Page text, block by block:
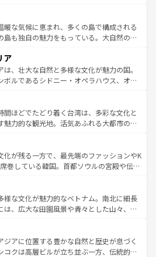
観光を楽しむこともできる。 なお、新
はコンテンツ一覧 を参照してほしい。
市は、観光、ショッピング、エンターテイ
った刺激的なスポットだ。一方、アメリカ
が広がり、グランドキャニオンやイエロー
リンズでは、音楽と美食が融合した独特の
行者はアメリカの各地域で異なる魅力を楽
の多様性と豊かな歴史を感じることができ
イルだ。 なお、新着のアメリカ
ツ一覧を参照してほしい。
暖な気候に恵まれ、多くの島で構成される
島も独自の魅力をもっている。大自然の神
ない。また、定番の観光地といえばオアフ
自然を求めるならマウイ島やカウアイ島が
ラルドグリーンに輝く海をはじめ、豊かな
の心で訪れる人々を迎えてくれるハワイの
ローカルフードやハワイアンミュージッ
ラダンスなど、すべてがハワイの魅力を彩
い。 なお、新着のハワイ情報
覧を参照してほしい。
ア
は、壮大な自然と多様な文化が魅力の国。
ボルであるシドニー・オペラハウス、オー
陸中央部にそびえるウルル（エアーズロッ
アの美しい原生林やケアンズの熱帯雨林な
たくさん。また、カフェやワイン、オージ
ビティも充実しており、サーフィンやダイ
ングなど、アウトドア好きにはたまらな
リアの多彩な魅力を存分に味わいつくそ
間ほどでたどり着く台湾は、多彩な文化と
魅力的な観光地。活気あふれる大都市の台
山岳地帯である台湾東部など、都市の喧騒
が共存しており、訪れる人に新しい発見と
てくれる。また、奥深い台湾の食文化も魅
判のスイーツなど、バラエティ豊かな料理
味わえる。 なお、新着の台湾情報は コンテンツ一覧を参
化が残る一方で、最先端のファッションやK
巻している韓国。首都ソウルの宮殿や伝統
延ばせば四季折々の自然美を楽しむことが
、キムチや焼肉、絶品のストリートフード
な韓国料理が待っている。夜には、韓国な
ながら、韓国の多彩な魅力を心ゆくまで味
わってみてほしい。 なお、新着の韓国情報はコンテンツ一
しい。
様な文化が魅力的なベトナム。南北に細長
は、広大な田園風景や青々とした山々、世
に伝統が息づく。ハノイの古い町並みやホ
ランス統治時代の建物も、独特の雰囲気を
。また、バラエティの豊かさとおいしさで
ジアに位置する豊かな自然と歴史が息づく
コクは高層ビルが立ち並ぶ一方、伝統的な